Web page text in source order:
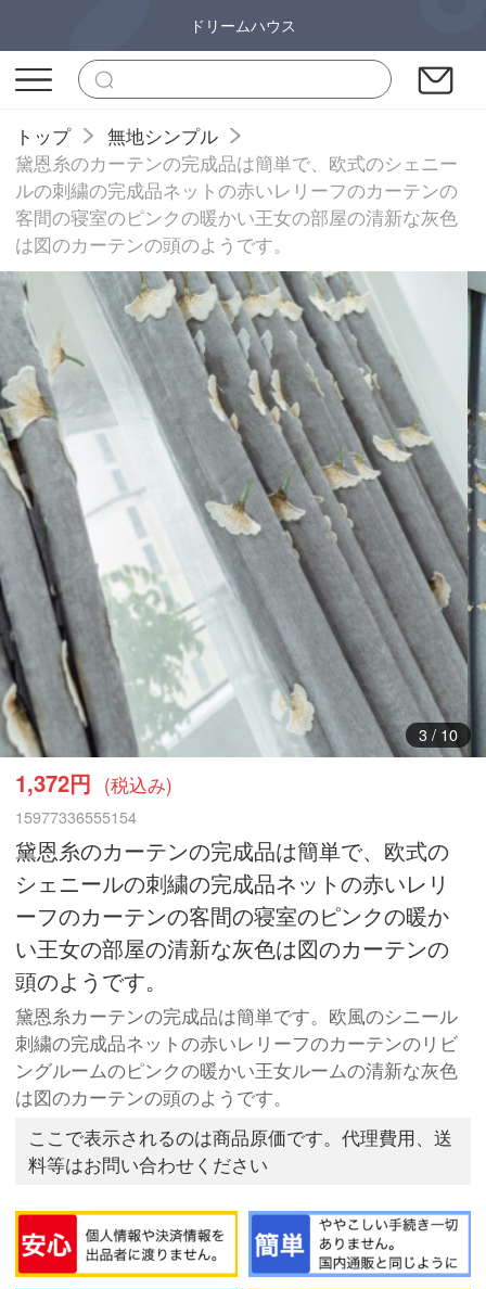
ドリームハウス
トップ
無地シンプル
黛恩糸のカーテンの完成品は簡単で、欧式のシェニー
ルの刺繍の完成品ネットの赤いレリーフのカーテンの
客間の寝室のピンクの暖かい王女の部屋の清新な灰色
は図のカーテンの頭のようです。
3/ 10
1,372円 (税込み)
15977336555154
黛恩糸のカーテンの完成品は簡単で、欧式の
シェニールの刺繍の完成品ネットの赤いレリ
ーフのカーテンの客間の寝室のピンクの暖か
い王女の部屋の清新な灰色は図のカーテンの
頭のようです。
黛恩糸カーテンの完成品は簡単です。欧風のシニール
刺繍の完成品ネットの赤いレリーフのカーテンのリビ
ングルームのピンクの暖かい王女ルームの清新な灰色
は図のカーテンの頭のようです。
ここで表示されるのは商品原価です。代理費用、送
料等はお問い合わせください